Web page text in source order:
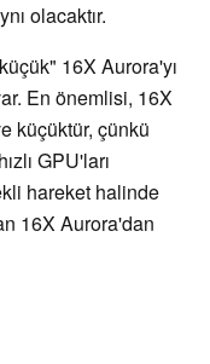
olacaktır.
16X Aurora'yı
En önemlisi, 16X
küçüktür, çünkü
GPU'ları
hareket halinde
16X Aurora'dan